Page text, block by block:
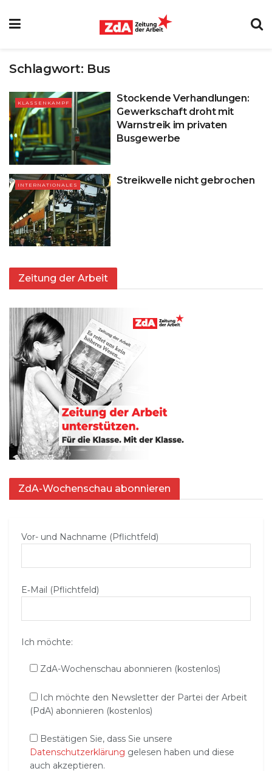
Schlagwort: Bus
KLASSENKAMPF
Stockende Verhandlungen:
Gewerkschaft droht mit
Warnstreik im privaten
Busgewerbe
INTERNATIONALES Streikwelle nicht gebrochen
Zeitung der Arbeit
ZdA-Wochenschau abonnieren
Vor- und Nachname (Pflichtfeld)
E‑Mail (Pflichtfeld)
Ich möchte:
ZdA-Wochenschau abonnieren (kostenlos)
Ich möchte den Newsletter der Partei der Arbeit
(PdA) abonnieren (kostenlos)
Bestätigen Sie, dass Sie unsere
Datenschutzerklärung gelesen haben und diese
auch akzeptieren.